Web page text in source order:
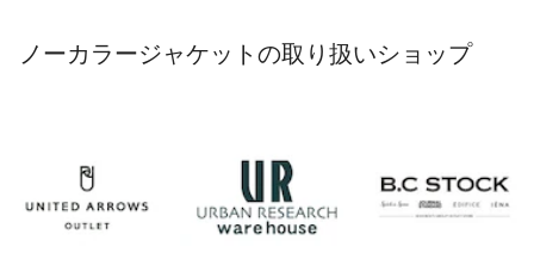
ノーカラージャケットの取り扱いショップ